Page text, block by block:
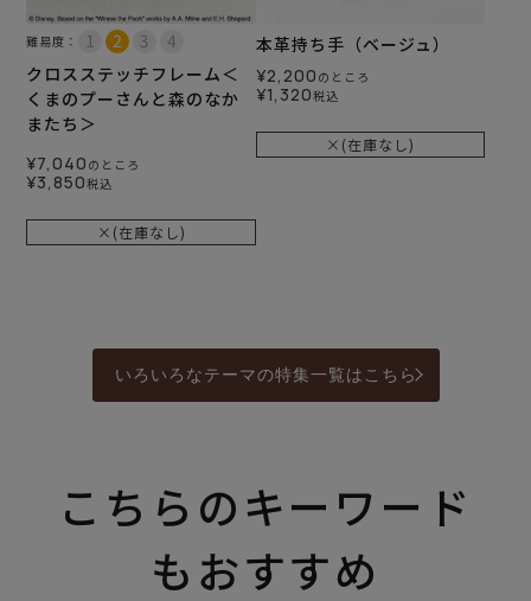
難易度：
クロスステッチフレーム＜
くまのプーさんと森のなか
またち＞
¥7,040 のところ
¥3,850税込
×(在庫なし)
本革持ち手（ベージュ）
¥2,200 のところ
¥1,320税込
×(在庫なし)
いろいろなテーマの特集一覧はこちら
こちらのキーワード
もおすすめ